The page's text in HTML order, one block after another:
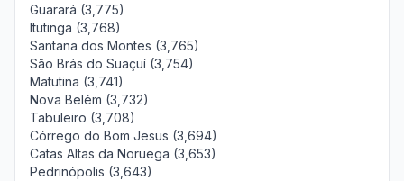
Guarará (3,775)
Itutinga (3,768)
Santana dos Montes (3,765)
São Brás do Suaçuí (3,754)
Matutina (3,741)
Nova Belém (3,732)
Tabuleiro (3,708)
Córrego do Bom Jesus (3,694)
Catas Altas da Noruega (3,653)
Pedrinópolis (3,643)